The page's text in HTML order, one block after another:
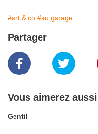
#art & co #au garage ...
Partager
Vous aimerez aussi
Gentil